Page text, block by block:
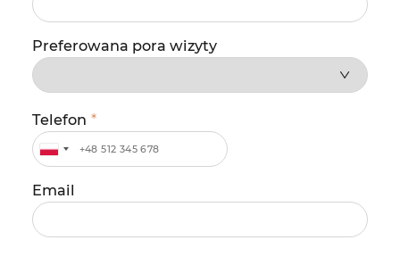
Preferowana pora wizyty
Telefon *
Email